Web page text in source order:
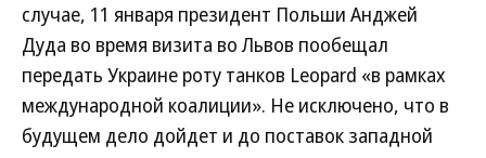
случае, 11 января президент Польши Анджей
Дуда во время визита во Львов пообещал
передать Украине роту танков Leopard «в рамках
международной коалиции». Не исключено, что в
будущем дело дойдет и до поставок западной